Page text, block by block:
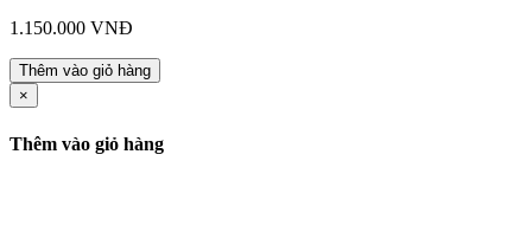
1.150.000 VNĐ
Thêm vào giỏ hàng
×
Thêm vào giỏ hàng